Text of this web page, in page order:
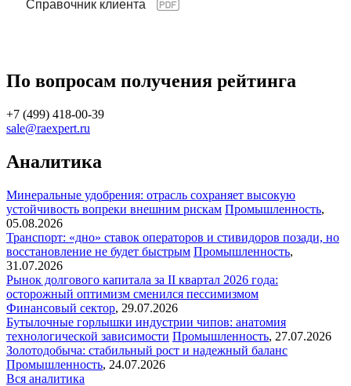
Справочник клиента
По вопросам получения рейтинга
+7 (499) 418-00-39
sale@raexpert.ru
Аналитика
Минеральные удобрения: отрасль сохраняет высокую
устойчивость вопреки внешним рискам Промышленность,
05.08.2026
Транспорт: «дно» ставок операторов и стивидоров позади, но
восстановление не будет быстрым Промышленность,
31.07.2026
Рынок долгового капитала за II квартал 2026 года:
осторожный оптимизм сменился пессимизмом
Финансовый сектор, 29.07.2026
Бутылочные горлышки индустрии чипов: анатомия
технологической зависимости Промышленность, 27.07.2026
Золотодобыча: стабильный рост и надежный баланс
Промышленность, 24.07.2026
Вся аналитика